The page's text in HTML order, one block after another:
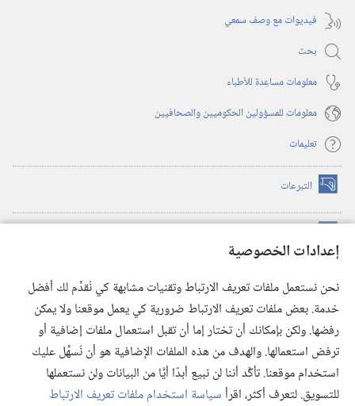
إعدادات الخصوصية
نحن نستعمل ملفات تعريف الارتباط وتقنيات مشابهة كي نُقدِّم لك أفضل
خدمة. بعض ملفات تعريف الارتباط ضرورية كي يعمل موقعنا ولا يمكن
رفضها. ولكن بإمكانك أن تختار إما أن تقبل استعمال ملفات إضافية أو
ترفض استعمالها. والهدف من هذه الملفات الإضافية هو أن نُسهِّل عليك
استخدام موقعنا. تأكَّد أننا لن نبيع أبدًا أيًّا من البيانات ولن نستعملها
للتسويق. لتعرف أكثر، اقرأسياسة استخدام ملفات تعريف الارتباط
فيديوات مع وصف سمعي
بحث
معلومات مساعِدة للأطباء
معلومات للمسؤولين الحكوميين والصحافيين
تعليمات
التبرعات (يفتح
نافذة
(يفتح
نافذة
(يفتح
نافذة
جديدة) تطبيق ®
JW Library
مكتبة برج المراقبة